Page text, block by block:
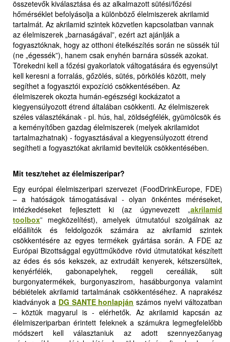
összetevők kiválasztása és az alkalmazott sütési/főzési
hőmérséklet befolyásolja a különböző élelmiszerek akrilamid
tartalmát. Az akrilamid szintek közvetlen kapcsolatban vannak
az élelmiszerek „barnaságával”, ezért azt ajánlják a
fogyasztóknak, hogy az otthoni ételkészítés során ne süssék túl
(ne „égessék”), hanem csak enyhén barnára süssék azokat.
Törekedni kell a főzési gyakorlatok váltogatására és egyensúlyt
kell keresni a forralás, gőzölés, sütés, pörkölés között, mely
segíthet a fogyasztói expozíció csökkentésében. Az
élelmiszerek okozta humán-egészségi kockázatot a
kiegyensúlyozott étrend általában csökkenti. Az élelmiszerek
széles választékának - pl. hús, hal, zöldségfélék, gyümölcsök és
a keményítőben gazdag élelmiszerek (melyek akrilamidot
tartalmazhatnak) - fogyasztásával a kiegyensúlyozott étrend
segítheti a fogyasztókat akrilamid bevitelük csökkentésében.
Mit tesz/tehet az élelmiszeripar?
Egy európai élelmiszeripari szervezet (FoodDrinkEurope, FDE)
– a hatóságok támogatásával - olyan önkéntes méréseket,
intézkedéseket fejlesztett ki (az úgynevezett „akrilamid
toolbox” megközelítést), amelyek útmutatóul szolgálnak az
előállítók és feldolgozók számára az akrilamid szintek
csökkentésére az egyes termékek gyártása során. A FDE az
Európai Bizottsággal együttműködve rövid útmutatókat készített
az édes és sós kekszek, az extrudált kenyerek, kétszersültek,
kenyérfélék, gabonapelyhek, reggeli cereáliák, sült
burgonyatermékek, burgonyaszirom, hasábburgonya valamint
bébiételek akrilamid tartalmának csökkentéséhez. A naprakész
kiadványok a DG SANTE honlapján számos nyelvi változatban
– köztük magyarul is - elérhetők. Az akrilamid kapcsán az
élelmiszeriparban érintett feleknek a számukra legmegfelelőbb
módszert kell választaniuk az adott szennyezőanyag